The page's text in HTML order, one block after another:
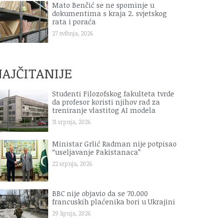
Mato Benčić se ne spominje u
dokumentima s kraja 2. svjetskog
rata i poraća
27 svibnja, 2026
Studenti Filozofskog fakulteta tvrde
da profesor koristi njihov rad za
treniranje vlastitog AI modela
31 srpnja, 2026
Ministar Grlić Radman nije potpisao
“useljavanje Pakistanaca”
22 srpnja, 2026
BBC nije objavio da se 70.000
francuskih plaćenika bori u Ukrajini
29 lipnja, 2026